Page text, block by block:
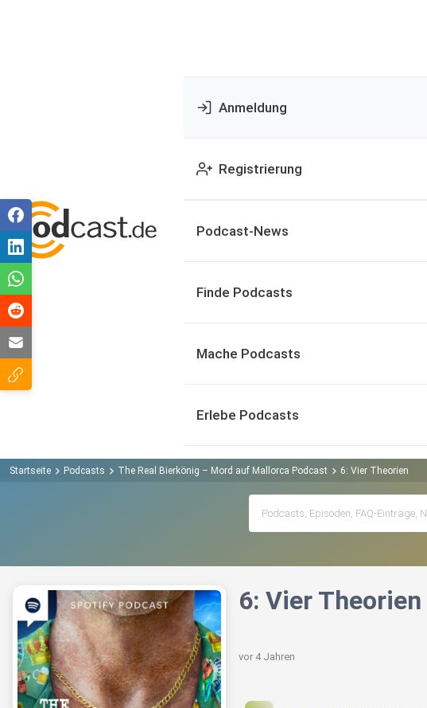
Anmeldung
Registrierung
Podcast-News
Finde Podcasts
Mache Podcasts
Erlebe Podcasts
Startseite Podcasts The Real Bierkönig – Mord auf Mallorca Podcast 6: Vier Theorien
6: Vier Theorien
vor 4 Jahren